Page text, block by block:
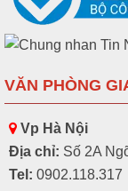
VĂN PHÒNG
Vp Hà Nội
Địa chỉ: Số 2A
Tel: 0902.118.317